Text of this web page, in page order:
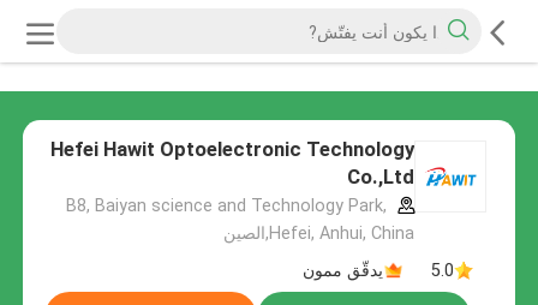
Hefei Hawit Optoelectronic Technology
Co.,Ltd
B8, Baiyan science and Technology Park,
Hefei, Anhui, China,الصين
5.0
يدقّق ممون